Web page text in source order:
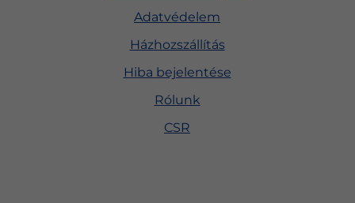
Adatvédelem
Házhozszállítás
Hiba bejelentése
Rólunk
CSR